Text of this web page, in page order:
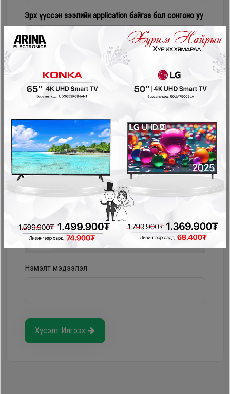
хэрэгсэл
Эрх үүссэн зээлийн application байгаа бол сонгоно уу
Соно сонгодог зээл
PayOn - LeaseOn
NetPay - Шимтгэлгүй ав, хүүгүй төл
Pocket - урьдчилгаагүй, шимтгэлгүй
Storepay - урьдчилгаагүй, хүүгүй, шимтгэлгүй
Нэмэлт мэдээлэл
Хүсэлт Илгээх